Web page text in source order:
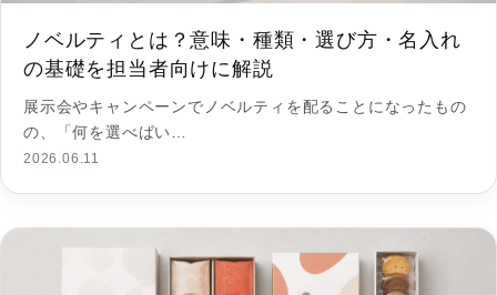
ノベルティとは？意味・種類・選び方・名入れ
の基礎を担当者向けに解説
展示会やキャンペーンでノベルティを配ることになったもの
の、「何を選べばい…
2026.06.11